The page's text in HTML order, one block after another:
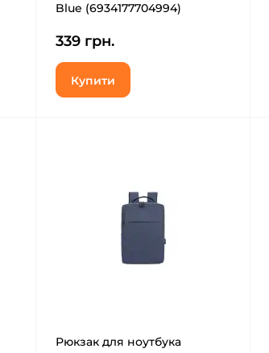
Blue (6934177704994)
339 грн.
Купити
Рюкзак для ноутбука